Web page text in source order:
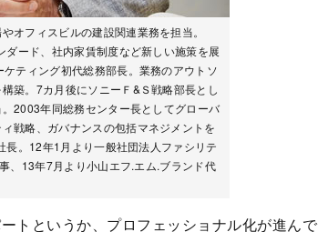
オフィスビルの建設関連業務を担当。
ード、社内家賃制度など新しい施策を展
ティング初代総務部長。業務のアウトソ
築。7カ月後にソニーＦ&Ｓ戦略部長とし
2003年同総務センター長としてグローバ
戦略、ガバナンスの包括マネジメントを
。12年1月より一般社団法人ファシリテ
、13年7月より小山エフ.エム.ブランド代
トというか、プロフェッショナル化が進んで